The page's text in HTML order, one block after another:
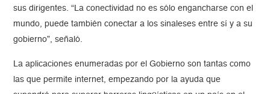
sus dirigentes. “La conectividad no es sólo engancharse con el
mundo, puede también conectar a los sinaleses entre sí y a su
gobierno”, señaló.
La aplicaciones enumeradas por el Gobierno son tantas como
las que permite internet, empezando por la ayuda que